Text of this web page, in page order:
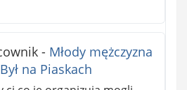
- Młody mężczyzna
na Piaskach